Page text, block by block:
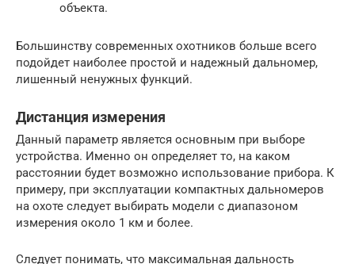
объекта.
Большинству современных охотников больше всего
подойдет наиболее простой и надежный дальномер,
лишенный ненужных функций.
Дистанция измерения
Данный параметр является основным при выборе
устройства. Именно он определяет то, на каком
расстоянии будет возможно использование прибора. К
примеру, при эксплуатации компактных дальномеров
на охоте следует выбирать модели с диапазоном
измерения около 1 км и более.
Следует понимать, что максимальная дальность